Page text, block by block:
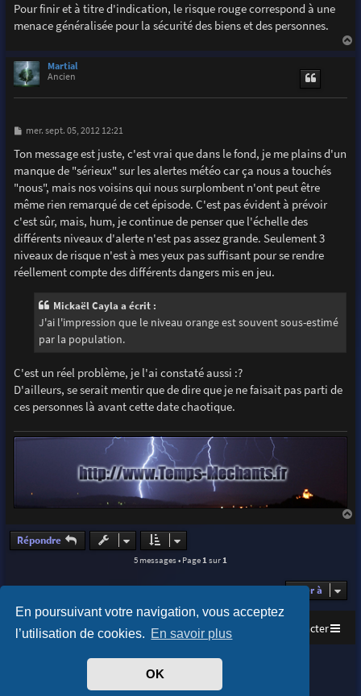
En poursuivant votre navigation, vous acceptez
l’utilisation de cookies. En savoir plus
OK
Pour finir et à titre d'indication, le risque rouge correspond à une
menace généralisée pour la sécurité des biens et des personnes.
Martial
Ancien
M
s
s
a
e
mer. sept. 05, 2012 12:21
Ton message est juste, c'est vrai que dans le fond, je me plains d'un
manque de "sérieux" sur les alertes météo car ça nous a touchés
"nous", mais nos voisins qui nous surplombent n'ont peut être
même rien remarqué de cet épisode. C'est pas évident à prévoir
c'est sûr, mais, hum, je continue de penser que l'échelle des
différents niveaux d'alerte n'est pas assez grande. Seulement 3
niveaux de risque n'est à mes yeux pas suffisant pour se rendre
réellement compte des différents dangers mis en jeu.
Mickaël Cayla a écrit :
J'ai l'impression que le niveau orange est souvent sous-estimé
par la population.
C'est un réel problème, je l'ai constaté aussi :?
D'ailleurs, se serait mentir que de dire que je ne faisait pas parti de
ces personnes là avant cette date chaotique.
a
Répondre
5 messages • Page1sur1
Aller à
Accueil Index du forum Nous contacter
Purplexion style byIan Bradley
phpBB® Forum Software © phpBB Limited
Traduit parphpBB-fr.com